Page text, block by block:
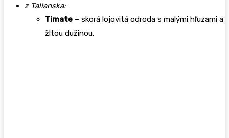
z Talianska:
Timate – skorá lojovitá odroda s malými hľuzami a
žltou dužinou.